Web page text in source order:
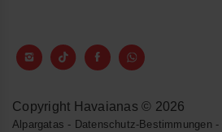
Copyright Havaianas © 2026
Alpargatas - Datenschutz-Bestimmungen -